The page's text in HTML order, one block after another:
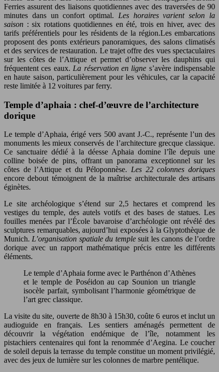
Ferries assurent des liaisons quotidiennes avec des traversées de 90
minutes dans un confort optimal. Les horaires varient selon la
saison : six rotations quotidiennes en été, trois en hiver, avec des
tarifs préférentiels pour les résidents de la région.Les embarcations
proposent des ponts extérieurs panoramiques, des salons climatisés
et des services de restauration. Le trajet offre des vues spectaculaires
sur les côtes de l’Attique et permet d’observer les dauphins qui
fréquentent ces eaux. La réservation en ligne s’avère indispensable
en haute saison, particulièrement pour les véhicules, car la capacité
reste limitée à 12 voitures par ferry.
Temple d’aphaia : chef-d’œuvre de l’architecture
dorique
Le temple d’Aphaia, érigé vers 500 avant J.-C., représente l’un des
monuments les mieux conservés de l’architecture grecque classique.
Ce sanctuaire dédié à la déesse Aphaia domine l’île depuis une
colline boisée de pins, offrant un panorama exceptionnel sur les
côtes de l’Attique et du Péloponnèse. Les 22 colonnes doriques
encore debout témoignent de la maîtrise architecturale des artisans
éginètes.
Le site archéologique s’étend sur 2,5 hectares et comprend les
vestiges du temple, des autels votifs et des bases de statues. Les
fouilles menées par l’École bavaroise d’archéologie ont révélé des
sculptures remarquables, aujourd’hui exposées à la Glyptothèque de
Munich. L’organisation spatiale du templesuit les canons de l’ordre
dorique avec un rapport mathématique précis entre les différents
éléments.
Le temple d’Aphaia forme avec le Parthénon d’Athènes
et le temple de Poséidon au cap Sounion un triangle
isocèle parfait, symbolisant l’harmonie géométrique de
l’art grec classique.
La visite du site, ouverte de 8h30 à 15h30, coûte 6 euros et inclut un
audioguide en français. Les sentiers aménagés permettent de
découvrir la végétation endémique de l’île, notamment les
pistachiers centenaires qui font la renommée d’Aegina. Le coucher
de soleil depuis la terrasse du temple constitue un moment privilégié,
avec des jeux de lumière sur les colonnes de marbre pentélique.